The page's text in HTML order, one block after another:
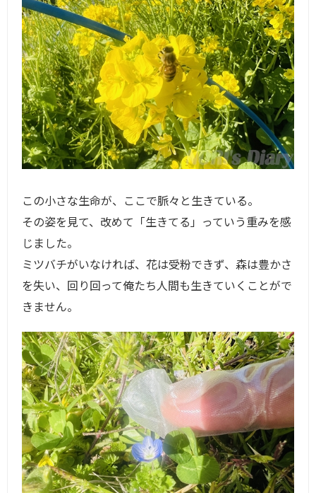
この小さな生命が、ここで脈々と生きている。
その姿を見て、改めて「生きてる」っていう重みを感
じました。
ミツバチがいなければ、花は受粉できず、森は豊かさ
を失い、回り回って俺たち人間も生きていくことがで
きません。